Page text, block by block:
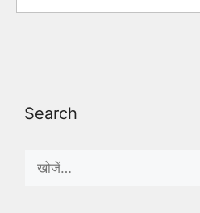
Search
Search
for: